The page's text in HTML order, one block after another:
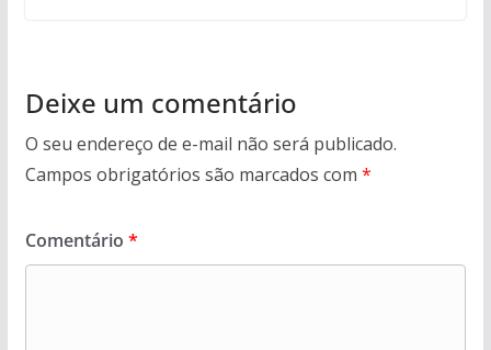
Deixe um comentário
O seu endereço de e-mail não será publicado.
Campos obrigatórios são marcados com *
Comentário *